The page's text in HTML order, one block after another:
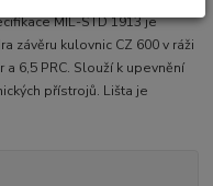
MIL-STD 1913 je
závěru kulovnic CZ 600 v ráži
6,5 PRC. Slouží k upevnění
přístrojů. Lišta je